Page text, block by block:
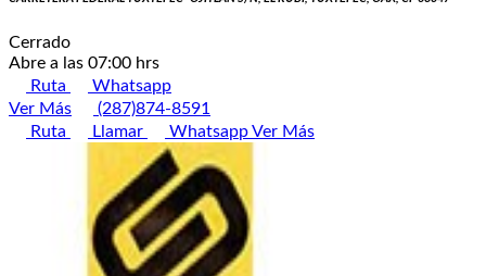
Cerrado
Abre a las 07:00 hrs
Ruta
Whatsapp
Ver Más
(287)874-8591
Ruta
Llamar WhatsappVer Más